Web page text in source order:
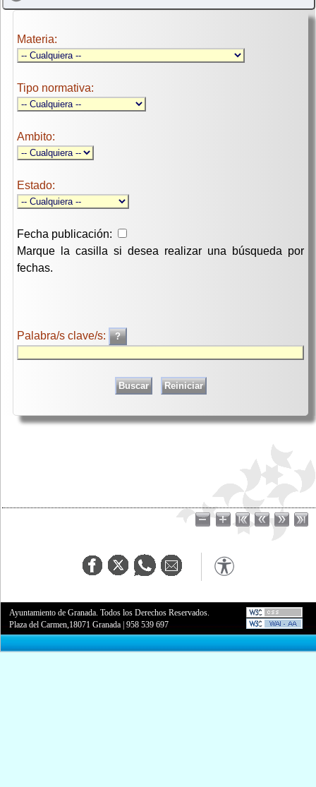
Materia:
Tipo normativa:
Ambito:
Estado:
Fecha publicación:
Marque la casilla si desea realizar una búsqueda por
fechas.
Palabra/s clave/s:
Ayuntamiento de Granada. Todos los Derechos Reservados.
Plaza del Carmen,18071 Granada |958 539 697